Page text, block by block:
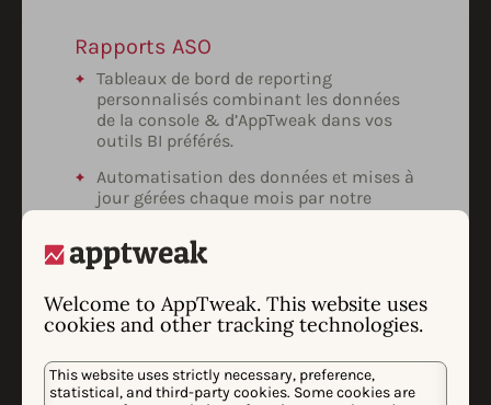
Welcome to AppTweak. This website uses
cookies and other tracking technologies.
This website uses strictly necessary, preference,
statistical, and third-party cookies. Some cookies are
Rapports ASO
Tableaux de bord de reporting
personnalisés combinant les données
de la console & d’AppTweak dans vos
outils BI préférés.
Automatisation des données et mises à
jour gérées chaque mois par notre
Synthèse exécutive & prochaines
étapes concernant le ROI, les menaces,
les opportunités, etc.